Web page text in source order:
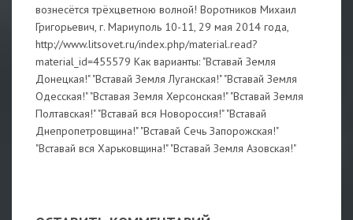
вознесётся трёхцветною волной! Воротников Михаил
Григорьевич, г. Мариуполь 10-11, 29 мая 2014 года,
http://www.litsovet.ru/index.php/material.read?
material_id=455579 Как варианты: "Вставай Земля
Донецкая!" "Вставай Земля Луганская!" "Вставай Земля
Одесская!" "Вставая Земля Херсонская!" "Вставай Земля
Полтавская!" "Вставай вся Новороссия!" "Вставай
Днепропетровщина!" "Вставай Сечь Запорожская!"
"Вставай вся Харьковщина!" "Вставай Земля Азовская!"